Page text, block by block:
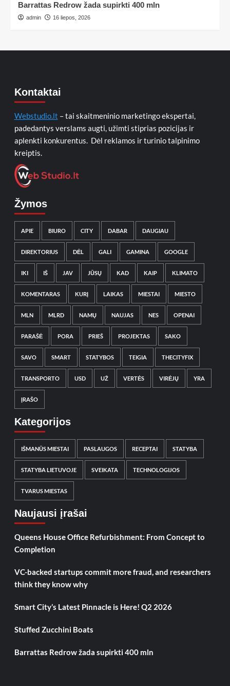
Barrattas Redrow žada supirkti 400 mln
admin 16 liepos, 2026
Kontaktai
Webstudio.lt – tai skaitmeninio marketingo ekspertai,
padedantys verslams augti, užimti stiprias pozicijas ir
aplenkti konkurentus. Dėl reklamos ir turinio talpinimo
kreiptis.
Žymos
APIE BIURO CITY DABAR DAUGIAU
DIREKTORIUS DĖL GALI GAMINA GOOGLE
IKI IŠ JAV JŪSŲ KAD KAIP KLIMATO
KOMENTARAS KURĮ LAIKAS MIESTAI MIESTO
MLN MLRD NAMŲ NAUJAS NES OPENAI
PARAŠĖ PORA PRIEŠ PROJEKTAS SAKO
SAVO SMART STATYBOS TEIGIA THECITYFIX
TRANSPORTO USD UŽ VERTĖS VIRĖJŲ YRA
ĮRAŠO
Kategorijos
IŠMANŪS MIESTAI PASLAUGOS RECEPTAI STATYBA
STATYBA LIETUVOJE SVEIKATA TECHNOLOGIJOS
TVARUS MIESTAS
Naujausi įrašai
Queens House Office Refurbishment: From Concept to
Completion
VC-backed startups commit more fraud, and researchers
think they know why
Smart City’s Latest Pinnacle is Here! Q2 2026
Stuffed Zucchini Boats
Barrattas Redrow žada supirkti 400 mln